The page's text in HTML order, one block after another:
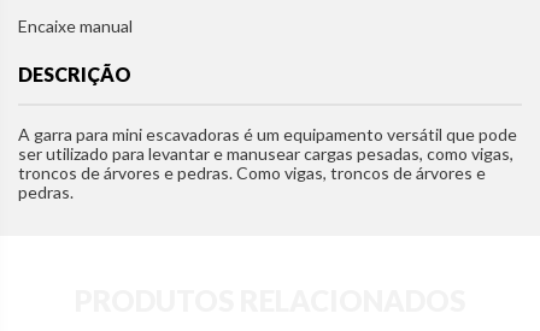
Encaixe manual
DESCRIÇÃO
A garra para mini escavadoras é um equipamento versátil que pode
ser utilizado para levantar e manusear cargas pesadas, como vigas,
troncos de árvores e pedras. Como vigas, troncos de árvores e
pedras.